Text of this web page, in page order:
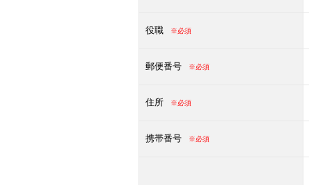
役職 ※必須
郵便番号 ※必須
住所 ※必須
携帯番号 ※必須